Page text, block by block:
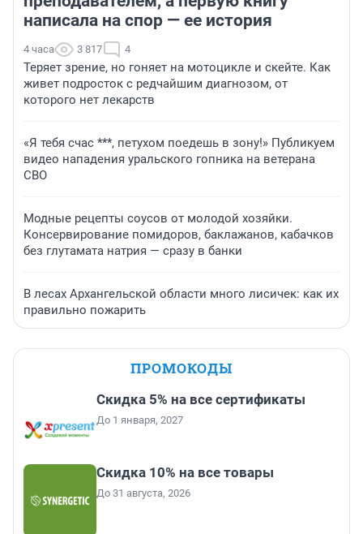
написала на спор — ее история
4 часа 3 817 4
Теряет зрение, но гоняет на мотоцикле и скейте. Как
живет подросток с редчайшим диагнозом, от
которого нет лекарств
«Я тебя счас ***, петухом поедешь в зону!» Публикуем
видео нападения уральского гопника на ветерана
СВО
Модные рецепты соусов от молодой хозяйки.
Консервирование помидоров, баклажанов, кабачков
без глутамата натрия — сразу в банки
В лесах Архангельской области много лисичек: как их
правильно пожарить
ПРОМОКОДЫ
Скидка 5% на все сертификаты
До 1 января, 2027
Скидка 10% на все товары
До 31 августа, 2026